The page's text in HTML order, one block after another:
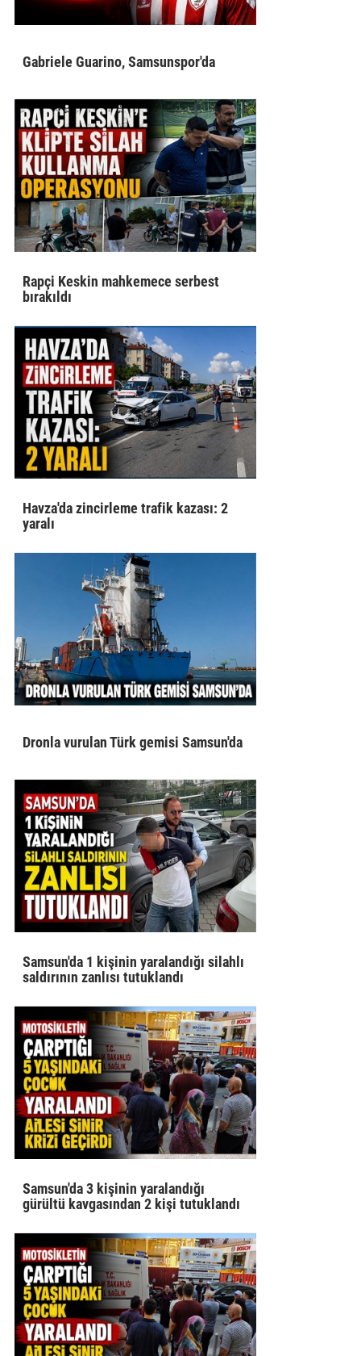
Gabriele Guarino, Samsunspor'da
Rapçi Keskin mahkemece serbest
bırakıldı
Havza'da zincirleme trafik kazası: 2
yaralı
Dronla vurulan Türk gemisi Samsun'da
Samsun'da 1 kişinin yaralandığı silahlı
saldırının zanlısı tutuklandı
Samsun'da 3 kişinin yaralandığı
gürültü kavgasından 2 kişi tutuklandı